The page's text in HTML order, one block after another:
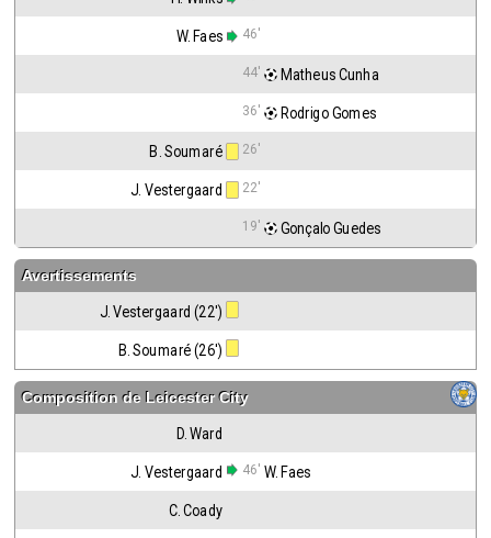
W. Faes 46'
44' Matheus Cunha
36' Rodrigo Gomes
B. Soumaré 26'
J. Vestergaard 22'
19' Gonçalo Guedes
Avertissements
J. Vestergaard (22')
B. Soumaré (26')
Composition de Leicester City
D. Ward
J. Vestergaard 46' W. Faes
C. Coady